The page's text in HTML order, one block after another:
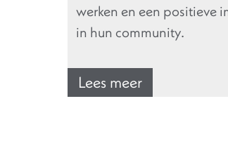
werken en een positieve
in hun community.
Lees meer